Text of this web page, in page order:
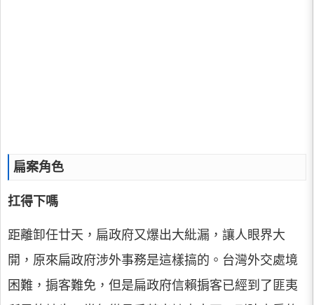
扁案角色
扛得下嗎
距離卸任廿天，扁政府又爆出大紕漏，讓人眼界大
開，原來扁政府涉外事務是這樣搞的。台灣外交處境
困難，掮客難免，但是扁政府信賴掮客已經到了匪夷